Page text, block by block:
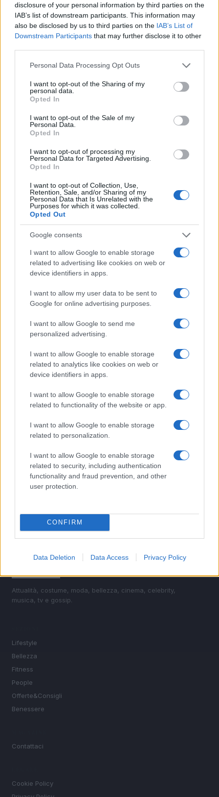
disclosure of your personal information by third parties on the
IAB’s list of downstream participants. This information may
also be disclosed by us to third parties on the IAB’s List of
Downstream Participants that may further disclose it to other
Please note that this website/app uses one or more Google
not limited to your visit or usage behaviour. You may click to
grant or deny consent to Google and its third-party tags to
use your data for below specified purposes in below Google
consent section.
Personal Data Processing Opt Outs
I want to opt-out of the Sharing of my
personal data.
Opted In
I want to opt-out of the Sale of my
Personal Data.
Opted In
I want to opt-out of processing my
Personal Data for Targeted Advertising.
Opted In
I want to opt-out of Collection, Use,
Retention, Sale, and/or Sharing of my
Personal Data that Is Unrelated with the
Purposes for which it was collected.
Opted Out
Google consents
I want to allow Google to enable storage
related to advertising like cookies on web or
device identifiers in apps.
I want to allow my user data to be sent to
Google for online advertising purposes.
I want to allow Google to send me
personalized advertising.
I want to allow Google to enable storage
related to analytics like cookies on web or
device identifiers in apps.
I want to allow Google to enable storage
related to functionality of the website or app.
I want to allow Google to enable storage
related to personalization.
I want to allow Google to enable storage
related to security, including authentication
functionality and fraud prevention, and other
user protection.
CONFIRM
Data Deletion Data Access Privacy Policy
Scopri come l’imperfezione può essere la vera
essenza della bellezza
Camilla Fiore · 6 Ago 2026
BELLEZZA
Guida al biondo da supermodel: nuance, balayage e
Cristian Castiglioni · 6 Ago 2026
PIÙ LETTI
ci crediate o no)
Come valorizzare la zona giorno attraverso una scelta
È benefico esercitarsi quando si ha il raffreddore?
Come ottenere una manicure impeccabile e duratura
Attualità, costume, moda, bellezza, cinema, celebrity,
musica, tv e gossip.
Lifestyle
Bellezza
Fitness
People
Offerte&Consigli
Benessere
Contattaci
Cookie Policy